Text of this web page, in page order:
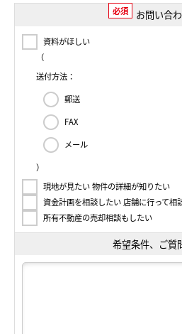
必須 お問い合
資料がほしい
（
送付方法：
郵送
FAX
メール
）
現地が見たい 物件の詳細が知りたい
資金計画を相談したい 店舗に行って相
所有不動産の売却相談もしたい
希望条件、ご質